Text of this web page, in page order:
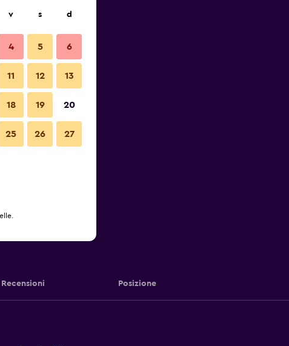
Recensioni Posizione
v s d
4 5 6
11 12 13
18 19 20
25 26 27